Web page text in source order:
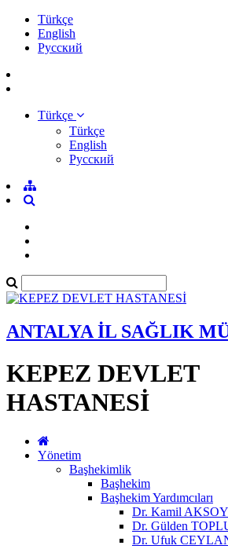
Türkçe
English
Pусский
Türkçe
Türkçe
English
Pусский
ANTALYA İL SAĞLIK
KEPEZ DEVLET
HASTANESİ
Yönetim
Başhekimlik
Başhekim
Başhekim Yardımcıları
Dr. Kamil AKSOY
Dr. Gülden
Dr. Ufuk